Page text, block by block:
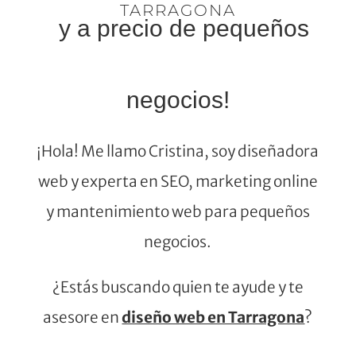
TARRAGONA
y a precio de pequeños
negocios!
¡Hola! Me llamo Cristina, soy diseñadora
web y experta en SEO, marketing online
y mantenimiento web para pequeños
negocios.
¿Estás buscando quien te ayude y te
asesore endiseño web en Tarragona?